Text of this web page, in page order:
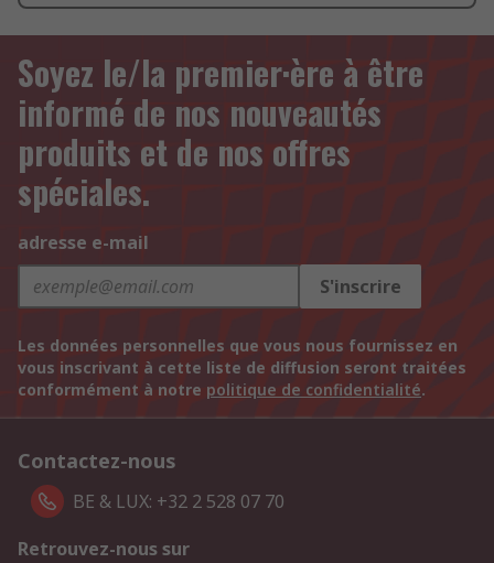
Soyez le/la premier·ère à être
informé de nos nouveautés
produits et de nos offres
spéciales.
adresse e-mail
S'inscrire
Les données personnelles que vous nous fournissez en
vous inscrivant à cette liste de diffusion seront traitées
conformément à notre politique de confidentialité.
Contactez-nous
BE & LUX: +32 2 528 07 70
Retrouvez-nous sur